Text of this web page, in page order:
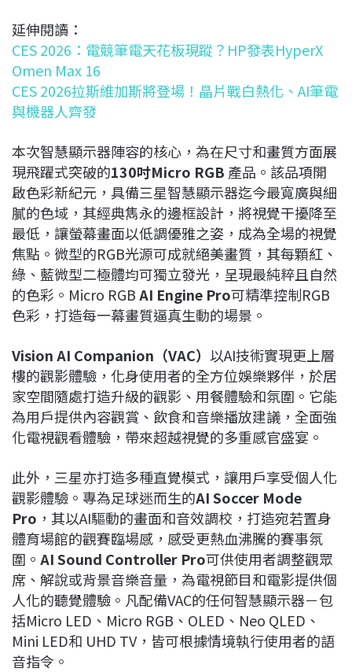
延伸閱讀：
CES 2026：電競筆電天花板現蹤？HP發表HyperX
Omen Max 16
CES 2026拉斯維加斯將登場！晶片戰白熱化、AI筆電
與機器人齊發
本次智慧顯示器陣容的核心，為在尺寸和畫質方面展
現飛躍式突破的130吋Micro RGB 產品。該品項開
啟色彩新紀元，具備三星智慧顯示器迄今最寬廣與細
膩的色域，其經典雋永的邊框設計，將視覺干擾降至
最低，讓螢幕畫面以低調優雅之姿，成為全場的視覺
焦點。微型的RGB光源可成就絕美畫質，其每顆紅、
綠、藍微型二極體均可獨立發光，呈現最純粹且自然
的色彩。Micro RGBAI Engine Pro可精準控制RGB
色彩，打造每一幕畫質逼真生動的場景。
Vision AI Companion （VAC） 以AI技術實現更上層
樓的觀影體驗，化身使用者的全方位娛樂夥伴，於居
家空間隨處打造升級的觀影、用餐體驗和氛圍。它能
為用戶提供內容觀賞、飲食和音樂播放建議，全面強
化電視觀看體驗，帶來超越視覺的多重感官盛宴。
此外，三星亦打造多種直覺模式，讓用戶享受個人化
觀影體驗。專為足球迷而生的AI Soccer Mode
Pro ，其以AI驅動的畫面和音效調校，打造宛若置身
體育場館的觀賽臨場感，感受更熱血沸騰的賽事氛
圍。 AI Sound Controller Pro可供使用者調整觀眾
席、解說或背景音樂音量，為電視節目和電影提供個
人化的聽覺體驗。凡配備VAC的任何智慧顯示器－包
括Micro LED、Micro RGB、OLED、Neo QLED、
Mini LED和 UHD TV，皆可根據情境執行使用者的語
音指令。